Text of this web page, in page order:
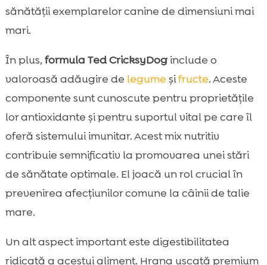
sănătății exemplarelor canine de dimensiuni mai
mari.
În plus, formula Ted CricksyDoginclude o
valoroasă adăugire de legume șifructe. Aceste
componente sunt cunoscute pentru proprietățile
lor antioxidante și pentru suportul vital pe care îl
oferă sistemului imunitar. Acest mix nutritiv
contribuie semnificativ la promovarea unei stări
de sănătate optimale. El joacă un rol crucial în
prevenirea afecțiunilor comune la câinii de talie
mare.
Un alt aspect important este digestibilitatea
ridicată a acestui aliment. Hrana uscată premium